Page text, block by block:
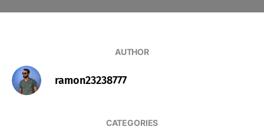
AUTHOR
ramon23238777
CATEGORIES